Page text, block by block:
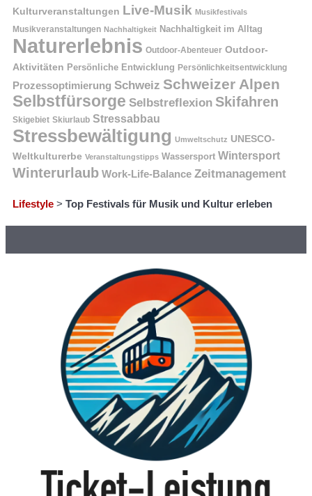
Kulturveranstaltungen Live-Musik Musikfestivals
Musikveranstaltungen Nachhaltigkeit Nachhaltigkeit im Alltag
Naturerlebnis Outdoor-Abenteuer Outdoor-
Aktivitäten Persönliche Entwicklung Persönlichkeitsentwicklung
Prozessoptimierung Schweiz Schweizer Alpen
Selbstfürsorge Selbstreflexion Skifahren
Skigebiet Skiurlaub Stressabbau
Stressbewältigung Umweltschutz UNESCO-
Weltkulturerbe Veranstaltungstipps Wassersport Wintersport
Winterurlaub Work-Life-Balance Zeitmanagement
Lifestyle > Top Festivals für Musik und Kultur erleben